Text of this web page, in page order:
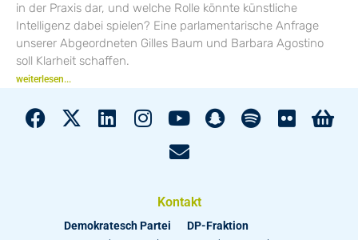
in der Praxis dar, und welche Rolle könnte künstliche
Intelligenz dabei spielen? Eine parlamentarische Anfrage
unserer Abgeordneten Gilles Baum und Barbara Agostino
soll Klarheit schaffen.
weiterlesen...
Kontakt
Demokratesch Partei
DP-Fraktion